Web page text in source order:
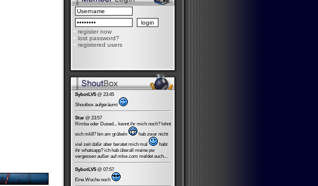
• register now
• lost password?
• registered users
SybotLV5@ 23:45
Shoutbox aufgeräumt
Star @ 23:57
Rimba oder Dused... kennt ihr mich noch? lohnt
sich mk8? bin am grübeln
hab zwar nicht
viel zeit dafür aber beratet mich mal
habt
ihr whatsapp? ich hab überall meine pw
vergessen außer auf mkw.com meldet euch...
SybotLV5@ 07:57
Eine Woche noch